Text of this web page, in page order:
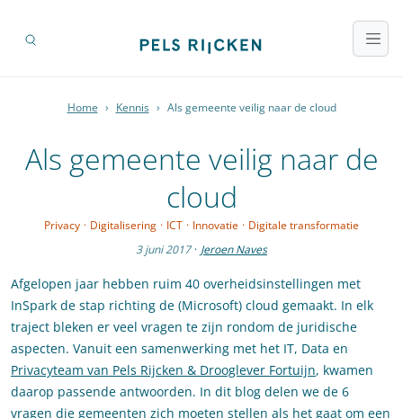
Home › Kennis › Als gemeente veilig naar de cloud
Als gemeente veilig naar de
cloud
Privacy · Digitalisering · ICT · Innovatie · Digitale transformatie
3 juni 2017 · Jeroen Naves
Afgelopen jaar hebben ruim 40 overheidsinstellingen met
InSpark de stap richting de (Microsoft) cloud gemaakt. In elk
traject bleken er veel vragen te zijn rondom de juridische
aspecten. Vanuit een samenwerking met het IT, Data en
Privacyteam van Pels Rijcken & Drooglever Fortuijn, kwamen
daarop passende antwoorden. In dit blog delen we de 6
vragen die gemeenten zich moeten stellen als het gaat om een